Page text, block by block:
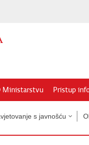
Ministarstvu Pristup
s javnošću